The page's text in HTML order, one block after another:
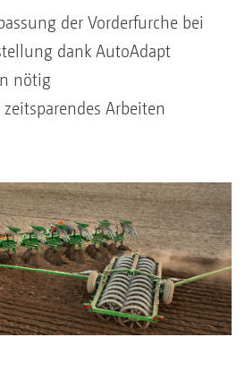
der Vorderfurche bei
dank AutoAdapt
nötig
Arbeiten